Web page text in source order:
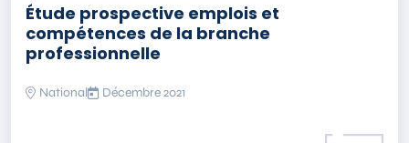
Étude prospective emplois et
compétences de la branche
professionnelle
National Décembre 2021